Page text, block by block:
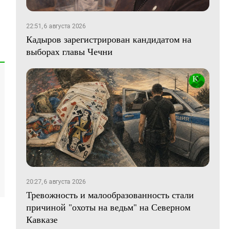
22:51, 6 августа 2026
Кадыров зарегистрирован кандидатом на
выборах главы Чечни
20:27, 6 августа 2026
Тревожность и малообразованность стали
причиной "охоты на ведьм" на Северном
Кавказе